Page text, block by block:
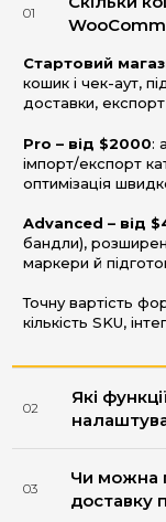
01
Стартовий
кошик і чек-аут,
доставки,
Pro – від $2000:
імпорт/експорт
оптимізація
Advanced – від
бандли),
маркери й
Точну вартість
кількість SKU,
02
Які
03
Чи можна
доставку